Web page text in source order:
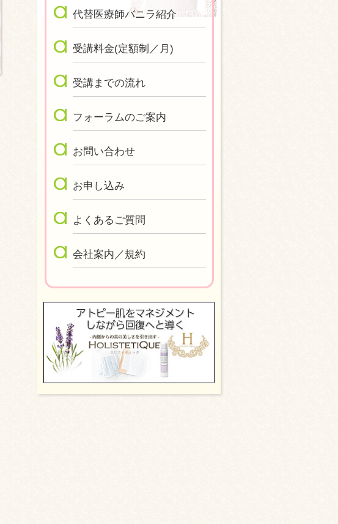
代替医療師バニラ紹介
受講料金(定額制／月)
受講までの流れ
フォーラムのご案内
お問い合わせ
お申し込み
よくあるご質問
会社案内／規約